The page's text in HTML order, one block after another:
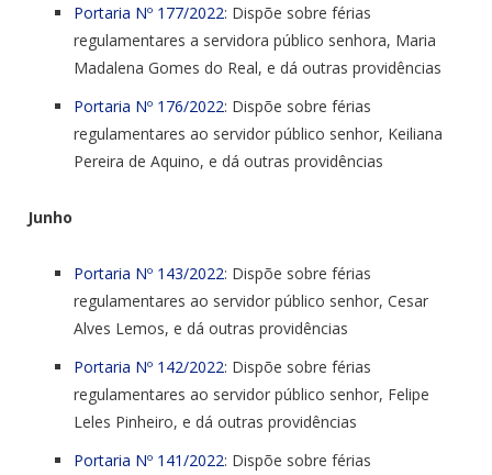
Portaria Nº 177/2022: Dispõe sobre férias
regulamentares a servidora público senhora, Maria
Madalena Gomes do Real, e dá outras providências
Portaria Nº 176/2022: Dispõe sobre férias
regulamentares ao servidor público senhor, Keiliana
Pereira de Aquino, e dá outras providências
Junho
Portaria Nº 143/2022: Dispõe sobre férias
regulamentares ao servidor público senhor, Cesar
Alves Lemos, e dá outras providências
Portaria Nº 142/2022: Dispõe sobre férias
regulamentares ao servidor público senhor, Felipe
Leles Pinheiro, e dá outras providências
Portaria Nº 141/2022: Dispõe sobre férias